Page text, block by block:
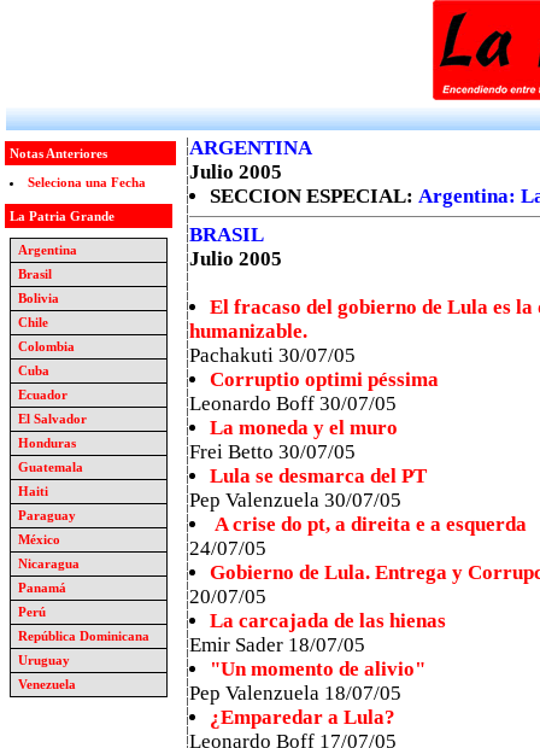
Notas Anteriores
Seleciona una Fecha
La Patria Grande
Argentina
Brasil
Bolivia
Chile
Colombia
Cuba
Ecuador
El Salvador
Honduras
Guatemala
Haiti
Paraguay
México
Nicaragua
Panamá
Perú
República Dominicana
Uruguay
Venezuela
ARGENTINA
Julio 2005
SECCION ESPECIAL: Argentina:
BRASIL
Julio 2005
El fracaso del gobierno de Lula es
humanizable.
Pachakuti 30/07/05
Corruptio optimi péssima
Leonardo Boff 30/07/05
La moneda y el muro
Frei Betto 30/07/05
Lula se desmarca del PT
Pep Valenzuela 30/07/05
A crise do pt, a direita e a esquerda
24/07/05
Gobierno de Lula. Entrega y
20/07/05
La carcajada de las hienas
Emir Sader 18/07/05
"Un momento de alivio"
Pep Valenzuela 18/07/05
¿Emparedar a Lula?
Leonardo Boff 17/07/05